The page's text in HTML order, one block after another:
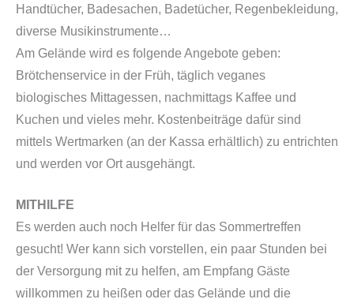
Handtücher, Badesachen, Badetücher, Regenbekleidung,
diverse Musikinstrumente…
Am Gelände wird es folgende Angebote geben:
Brötchenservice in der Früh, täglich veganes
biologisches Mittagessen, nachmittags Kaffee und
Kuchen und vieles mehr. Kostenbeiträge dafür sind
mittels Wertmarken (an der Kassa erhältlich) zu entrichten
und werden vor Ort ausgehängt.
MITHILFE
Es werden auch noch Helfer für das Sommertreffen
gesucht! Wer kann sich vorstellen, ein paar Stunden bei
der Versorgung mit zu helfen, am Empfang Gäste
willkommen zu heißen oder das Gelände und die